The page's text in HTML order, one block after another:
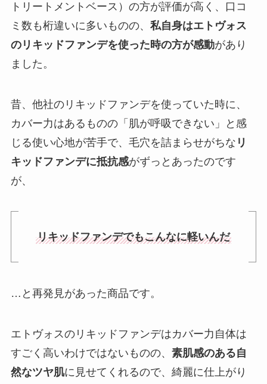
トリートメントベース）の方が評価が高く、口コ
ミ数も桁違いに多いものの、 私自身はエトヴォス
のリキッドファンデを使った時の方が感動があり
ました。
昔、他社のリキッドファンデを使っていた時に、
カバー力はあるものの「肌が呼吸できない」と感
じる使い心地が苦手で、毛穴を詰まらせがちな リ
キッドファンデに抵抗感がずっとあったのです
が、
リキッドファンデでもこんなに軽いんだ
…と再発見があった商品です。
エトヴォスのリキッドファンデはカバー力自体は
すごく高いわけではないものの、 素肌感のある自
然なツヤ肌に見せてくれるので、綺麗に仕上がり